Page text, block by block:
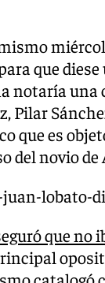
que
notaría
Pilar
que es
del novio de
juan-
que no